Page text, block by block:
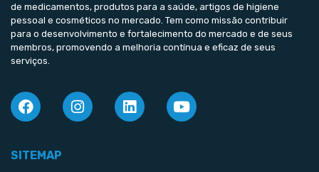
de medicamentos, produtos para a saúde, artigos de higiene
pessoal e cosméticos no mercado. Tem como missão contribuir
para o desenvolvimento e fortalecimento do mercado e de seus
membros, promovendo a melhoria contínua e eficaz de seus
serviços.
SITEMAP